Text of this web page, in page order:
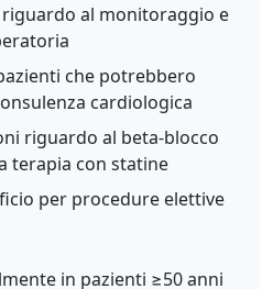
riguardo al monitoraggio e
che potrebbero
cardiologica
riguardo al beta-blocco
terapia con statine
per procedure elettive
in pazienti ≥50 anni